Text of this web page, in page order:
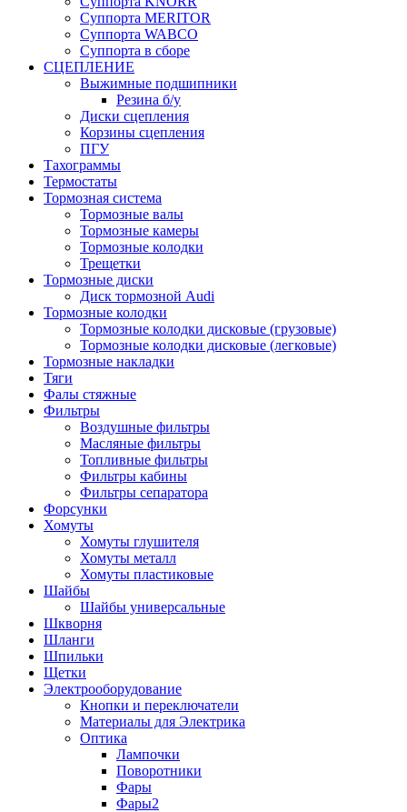
Суппорта MERITOR
Суппорта WABCO
Суппорта в сборе
СЦЕПЛЕНИЕ
Выжимные подшипники
Резина б/у
Диски сцепления
Корзины сцепления
ПГУ
Тахограммы
Термостаты
Тормозная система
Тормозные валы
Тормозные камеры
Тормозные колодки
Трещетки
Тормозные диски
Диск тормозной Audi
Тормозные колодки
Тормозные колодки дисковые (грузовые)
Тормозные колодки дисковые (легковые)
Тормозные накладки
Тяги
Фалы стяжные
Фильтры
Воздушные фильтры
Масляные фильтры
Топливные фильтры
Фильтры кабины
Фильтры сепаратора
Форсунки
Хомуты
Хомуты глушителя
Хомуты металл
Хомуты пластиковые
Шайбы
Шайбы универсальные
Шкворня
Шланги
Шпильки
Щетки
Электрооборудование
Кнопки и переключатели
Материалы для Электрика
Оптика
Лампочки
Поворотники
Фары
Фары2